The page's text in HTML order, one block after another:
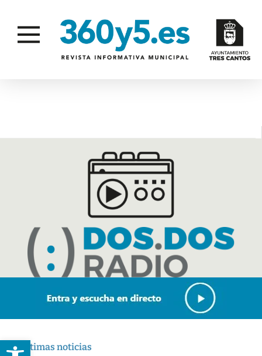
Abrir barra de herramientas
Últimas noticias